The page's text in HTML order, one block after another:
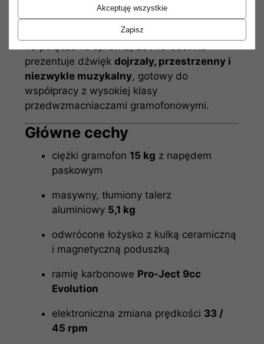
zapewnia świetną kontrolę basu oraz
głęboką, uporządkowaną scenę.
To połączenie sprawia, że Pro-Ject X8
prezentuje dźwiękdojrzały, przestrzenny i
niezwykle muzykalny, gotowy do
współpracy z wysokiej klasy
przedwzmacniaczami gramofonowymi.
Główne cechy
ciężki gramofon 15 kg z napędem
paskowym
masywny, tłumiony talerz
aluminiowy 5,1 kg
odwrócone łożysko z kulką ceramiczną
i magnetyczną poduszką
ramię karbonowe Pro-Ject 9cc
Evolution
elektroniczna zmiana prędkości 33 /
45 rpm
Akceptuję wszystkie
Zapisz